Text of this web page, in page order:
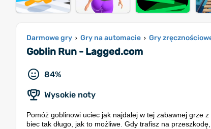
Darmowe gry › Gry na automacie › Gry
Goblin Run - Lagged.com
84%
Wysokie noty
Pomóż goblinowi uciec jak najdalej w tej zabawnej grze
biec tak długo, jak to możliwe. Gdy trafisz na